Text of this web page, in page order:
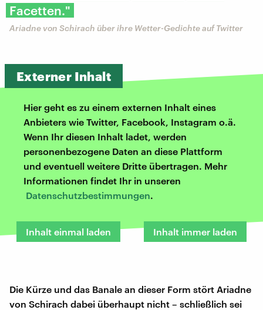
Facetten."
Ariadne von Schirach über ihre Wetter-Gedichte auf Twitter
Externer Inhalt
Hier geht es zu einem externen Inhalt eines
Anbieters wie Twitter, Facebook, Instagram o.ä.
Wenn Ihr diesen Inhalt ladet, werden
personenbezogene Daten an diese Plattform
und eventuell weitere Dritte übertragen. Mehr
Informationen findet Ihr in unseren
Datenschutzbestimmungen.
Inhalt einmal laden Inhalt immer laden
Die Kürze und das Banale an dieser Form stört Ariadne
von Schirach dabei überhaupt nicht – schließlich sei